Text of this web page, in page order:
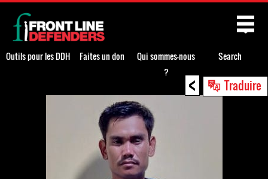
< Traduire
Back
to
top
Outils pour les DDH Faites un don
Qui sommes-nous
?
Search